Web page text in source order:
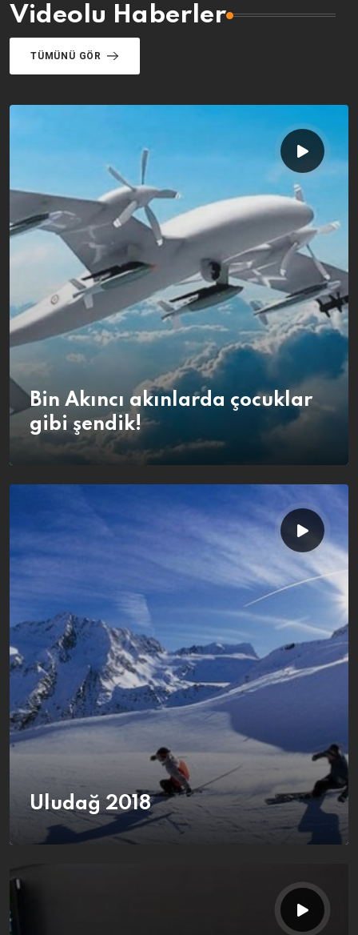
Videolu Haberler
TÜMÜNÜ GÖR
Bin Akıncı akınlarda çocuklar
gibi şendik!
Uludağ 2018